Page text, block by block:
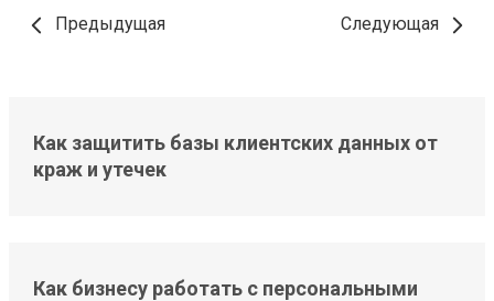
Предыдущая Следующая
Как защитить базы клиентских данных от
краж и утечек
Как бизнесу работать с персональными